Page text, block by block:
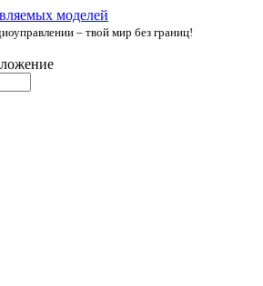
– твой мир без границ!